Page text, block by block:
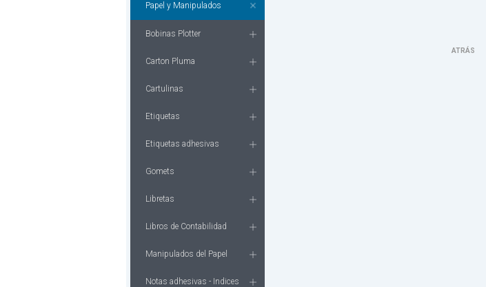
Papel y Manipulados
Bobinas Plotter
Carton Pluma
Cartulinas
Etiquetas
Etiquetas adhesivas
Gomets
Libretas
Libros de Contabilidad
Manipulados del Papel
Notas adhesivas - Indices
ATRÁS